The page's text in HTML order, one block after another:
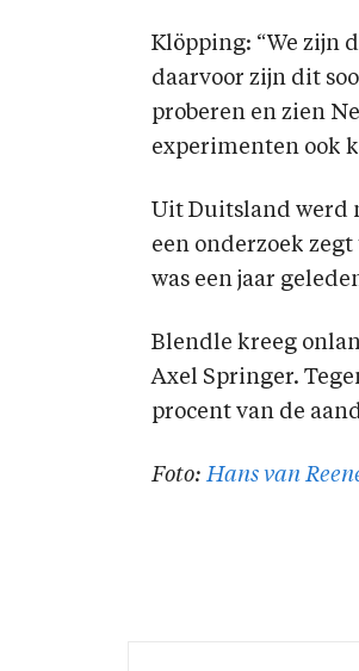
Klöpping: “We zijn
daarvoor zijn dit
proberen en zien
experimenten ook
Uit Duitsland werd
een onderzoek
was een jaar
Blendle kreeg
Axel Springer.
procent van de
Foto: Hans van